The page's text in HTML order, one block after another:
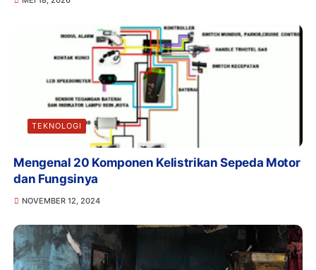
TEKNOLOGI
Mengenal 20 Komponen Kelistrikan Sepeda Motor
dan Fungsinya
NOVEMBER 12, 2024